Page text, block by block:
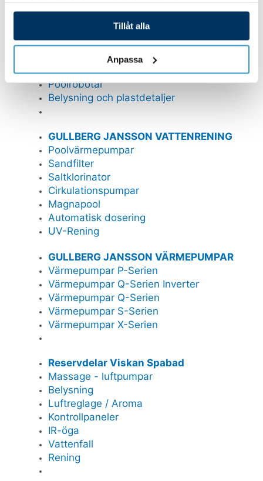
Tillåt alla
Anpassa
GULLBERG JANSSON RESERVDELAR
Pooltak
Pooltak Nova Comfort
Poolrobotar
Belysning och plastdetaljer
GULLBERG JANSSON VATTENRENING
Poolvärmepumpar
Sandfilter
Saltklorinator
Cirkulationspumpar
Magnapool
Automatisk dosering
UV-Rening
GULLBERG JANSSON VÄRMEPUMPAR
Värmepumpar P-Serien
Värmepumpar Q-Serien Inverter
Värmepumpar Q-Serien
Värmepumpar S-Serien
Värmepumpar X-Serien
Reservdelar Viskan Spabad
Massage - luftpumpar
Belysning
Luftreglage / Aroma
Kontrollpaneler
IR-öga
Vattenfall
Rening